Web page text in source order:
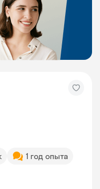
1 год опыта